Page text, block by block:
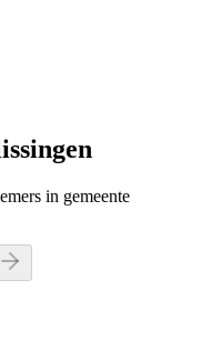
in gemeente